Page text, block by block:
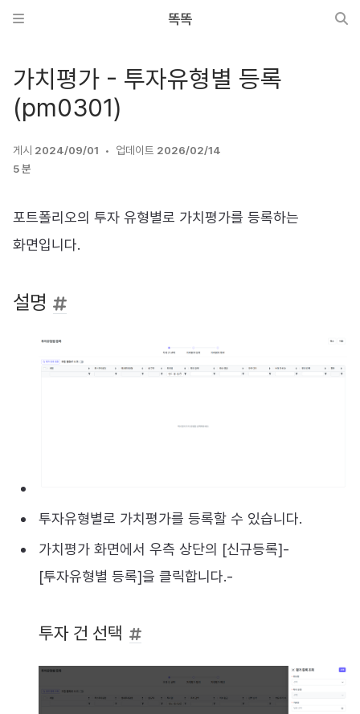
똑똑
가치평가 - 투자유형별 등록
(pm0301)
게시 2024/09/01 업데이트 2026/02/14
5 분
포트폴리오의 투자 유형별로 가치평가를 등록하는
화면입니다.
설명
투자유형별로 가치평가를 등록할 수 있습니다.
가치평가 화면에서 우측 상단의 [신규등록]-
[투자유형별 등록]을 클릭합니다.-
투자 건 선택